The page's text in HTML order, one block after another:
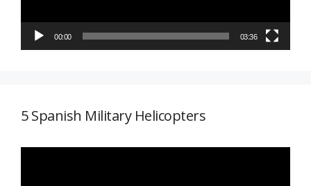
00:00 03:36
5 Spanish Military Helicopters